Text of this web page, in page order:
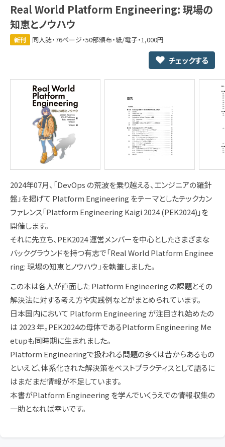
Real World Platform Engineering: 現場の
知恵とノウハウ
新刊 同人誌・76ページ・50部頒布・紙/電子・1,000円
チェックする
2024年07月、「DevOps の荒波を乗り越える、エンジニアの羅針
盤」を掲げて Platform Engineering をテーマとしたテックカン
ファレンス「Platform Engineering Kaigi 2024 (PEK2024)」を
開催します。
それに先立ち、PEK2024 運営メンバーを中心としたさまざまな
バックグラウンドを持つ有志で「Real World Platform Enginee
ring: 現場の知恵とノウハウ」を執筆しました。
この本は各人が直面した Platform Engineering の課題とその
解決法に対する考え方や実践例などがまとめられています。
日本国内において Platform Engineering が注目され始めたの
は 2023 年。PEK2024の母体であるPlatform Engineering Me
etupも同時期に生まれました。
Platform Engineeringで扱われる問題の多くは昔からあるもの
といえど、体系化された解決策をベストプラクティスとして語るに
はまだまだ情報が不足しています。
本書がPlatform Engineering を学んでいくうえでの情報収集の
一助となれば幸いです。